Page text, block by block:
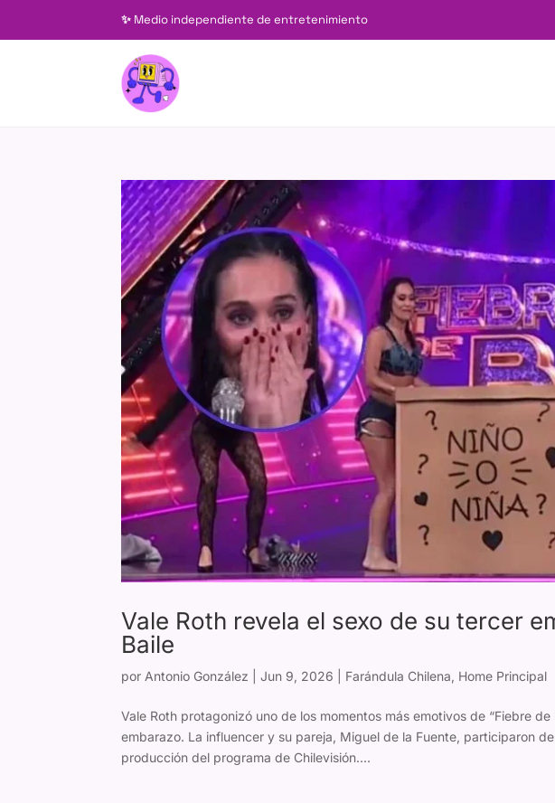
✨ Medio independiente de entretenimiento
Vale Roth revela el sexo de su tercer
Baile
por Antonio González |Jun 9, 2026 Farándula Chilena, Home Principal
Vale Roth protagonizó uno de los momentos más emotivos de “Fiebre
embarazo. La influencer y su pareja, Miguel de la Fuente, participaron
producción del programa de Chilevisión....